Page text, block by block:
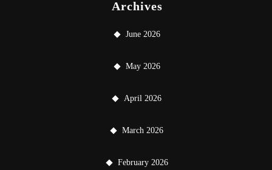
Archives
June 2026
May 2026
April 2026
March 2026
February 2026